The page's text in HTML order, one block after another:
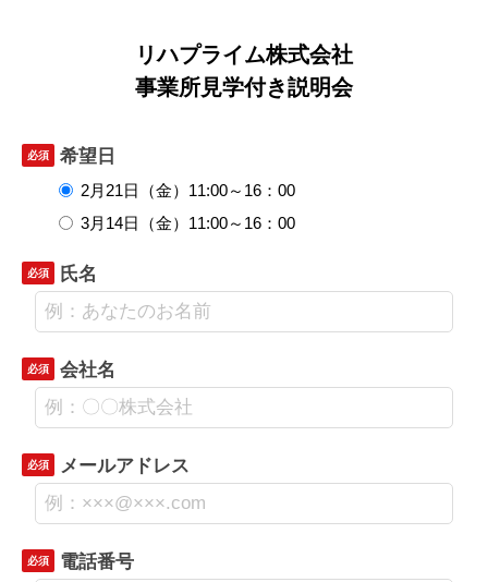
リハプライム株式会社
事業所見学付き説明会
必須 希望日
2月21日（金）11:00～16：00
3月14日（金）11:00～16：00
必須 氏名
必須 会社名
必須 メールアドレス
必須 電話番号